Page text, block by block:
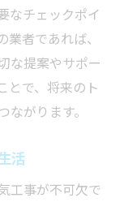
なチェックポイ
者であれば、
な提案やサポー
とで、将来のト
がります。
活
工事が不可欠で